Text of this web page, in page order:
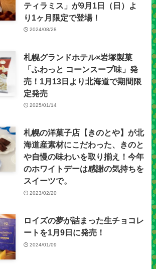
ティラミス」が9月1日（日）よ
り1ヶ月限定で登場！
2024/08/28
札幌グランドホテル×岩塚製菓
「ふわっと コーンスープ味」発
売！1月13日より北海道で期間限
定発売
2025/01/14
札幌の洋菓子店【きのとや】が北
海道産素材にこだわった、きのと
や自慢の味わいを取り揃え！今年
のホワイトデーは感謝の気持ちを
スイーツで。
2023/02/20
ロイズの夢が詰まった生チョコレ
ートを1月9日に発売！
2024/01/09